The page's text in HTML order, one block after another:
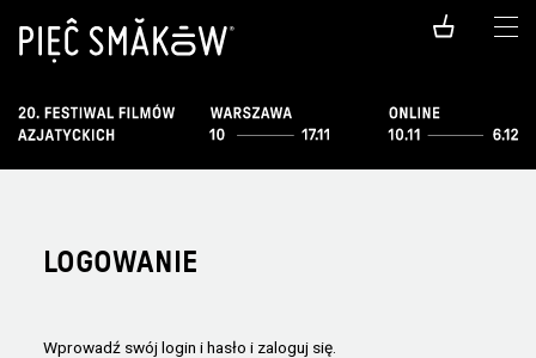
LOGOWANIE
Wprowadź swój login i hasło i zaloguj się.